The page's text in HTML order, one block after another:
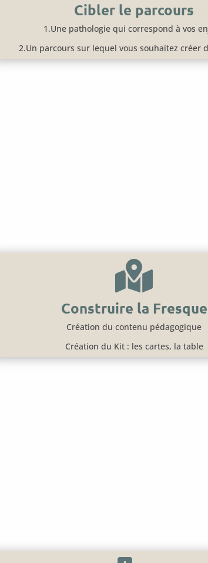
Cibler le parcours
1.Une pathologie qui correspond à vos
2.Un parcours sur lequel vous souhaitez créer

Construire la Fresque
Création du contenu pédagogique
Création du Kit : les cartes, la table